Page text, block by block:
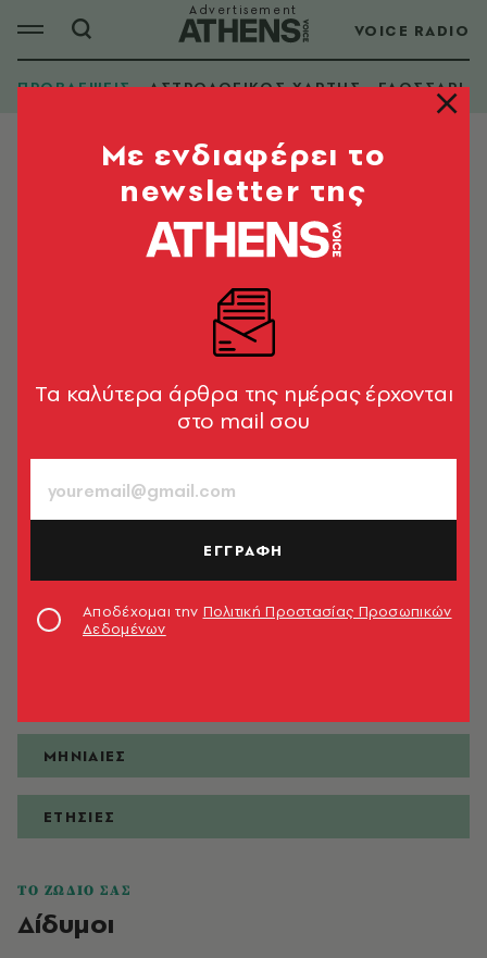
VOICE RADIO
ΠΡΟΒΛΕΨΕΙΣ ΑΣΤΡΟΛΟΓΙΚΟΣ ΧΑΡΤΗΣ ΓΛΩΣΣΑΡΙ
ΠΡΟΒΛΕΨΕΙΣ
ΗΜΕΡΗΣΙΕΣ
ΜΗΝΙΑΙΕΣ
ΕΤΗΣΙΕΣ
ΤΟ ΖΩΔΙΟ ΣΑΣ
Δίδυμοι
Mε ενδιαφέρει το
newsletter της
Tα καλύτερα άρθρα της ημέρας έρχονται
στο mail σου
ΕΓΓΡΑΦΗ
Αποδέχομαι την Πολιτική Προστασίας Προσωπικών
Δεδομένων